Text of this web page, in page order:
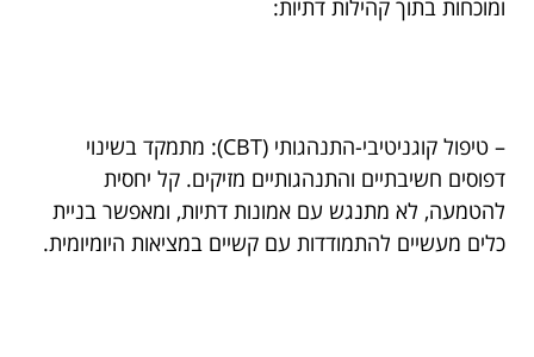
ומוכחות בתוך קהילות דתיות:
– טיפול קוגניטיבי-התנהגותי (CBT): מתמקד בשינוי
דפוסים חשיבתיים והתנהגותיים מזיקים. קל יחסית
להטמעה, לא מתנגש עם אמונות דתיות, ומאפשר בניית
כלים מעשיים להתמודדות עם קשיים במציאות היומיומית.